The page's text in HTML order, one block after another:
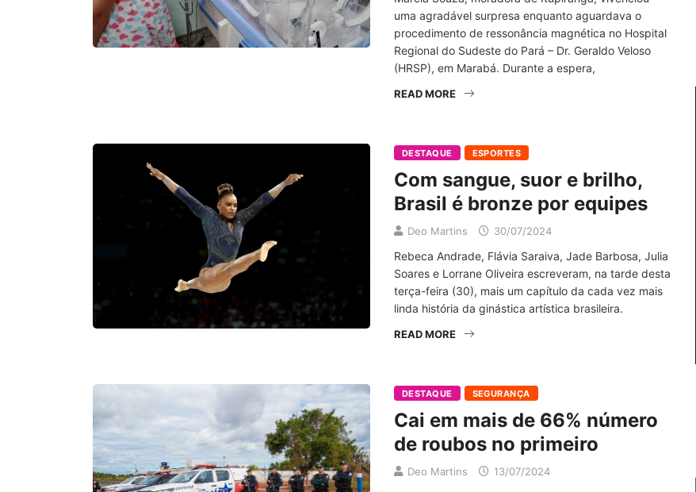
uma agradável surpresa enquanto aguardava o
procedimento de ressonância magnética no Hospital
Regional do Sudeste do Pará – Dr. Geraldo Veloso
(HRSP), em Marabá. Durante a espera,
READ MORE
DESTAQUE ESPORTES
Com sangue, suor e brilho,
Brasil é bronze por equipes
Deo Martins 30/07/2024
Rebeca Andrade, Flávia Saraiva, Jade Barbosa, Julia
Soares e Lorrane Oliveira escreveram, na tarde desta
terça-feira (30), mais um capítulo da cada vez mais
linda história da ginástica artística brasileira.
READ MORE
DESTAQUE SEGURANÇA
Cai em mais de 66% número
de roubos no primeiro
Deo Martins 13/07/2024